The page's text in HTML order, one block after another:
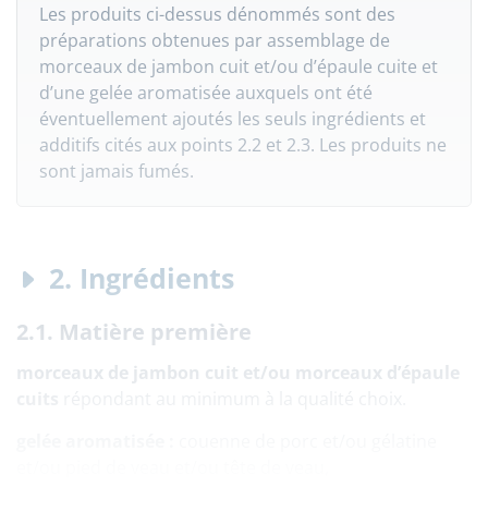
Les produits ci-dessus dénommés sont des
préparations obtenues par assemblage de
morceaux de jambon cuit et/ou d’épaule cuite et
d’une gelée aromatisée auxquels ont été
éventuellement ajoutés les seuls ingrédients et
additifs cités aux points 2.2 et 2.3. Les produits ne
sont jamais fumés.
2. Ingrédients
2.1. Matière première
morceaux de jambon cuit et/ou morceaux d’épaule